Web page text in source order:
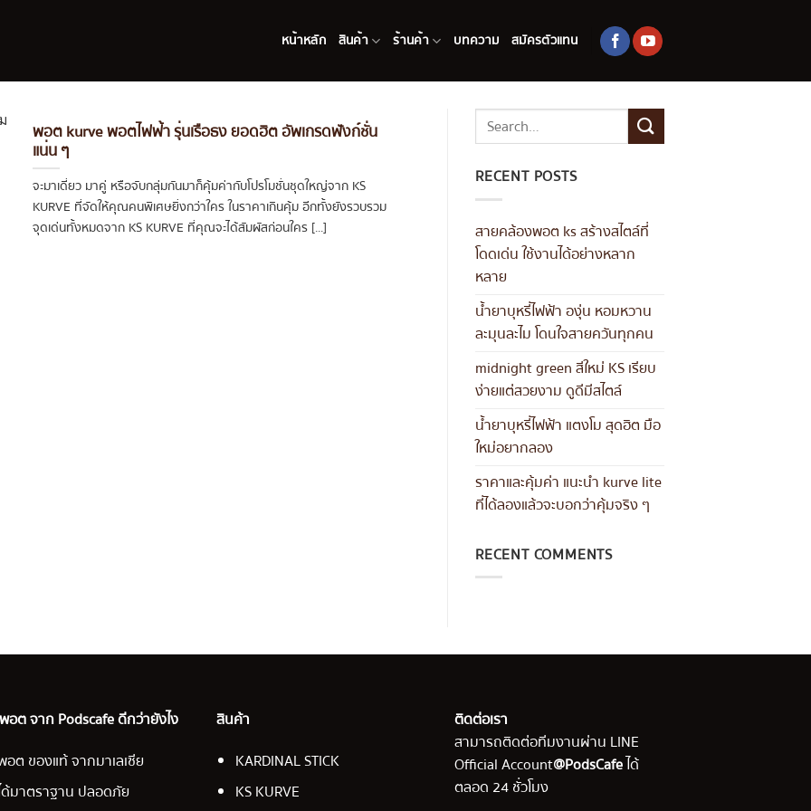
หน้าหลัก สินค้า ร้านค้า บทความ สมัครตัวแทน
พอต kurve พอตไฟฟ้า รุ่นเรือธง ยอดฮิต อัพเกรดฟังก์ชั่น
แน่น ๆ
จะมาเดี่ยว มาคู่ หรือจับกลุ่มกันมาก็คุ้มค่ากับโปรโมชั่นชุดใหญ่จาก KS
KURVE ที่จัดให้คุณคนพิเศษยิ่งกว่าใคร ในราคาเกินคุ้ม อีกทั้งยังรวบรวม
จุดเด่นทั้งหมดจาก KS KURVE ที่คุณจะได้สัมผัสก่อนใคร [...]
RECENT POSTS
สายคล้องพอต ks สร้างสไตล์ที่
โดดเด่น ใช้งานได้อย่างหลาก
หลาย
น้ำยาบุหรี่ไฟฟ้า องุ่น หอมหวาน
ละมุนละไม โดนใจสายควันทุกคน
midnight green สีใหม่ KS เรียบ
ง่ายแต่สวยงาม ดูดีมีสไตล์
น้ำยาบุหรี่ไฟฟ้า แตงโม สุดฮิต มือ
ใหม่อยากลอง
ราคาและคุ้มค่า แนะนำ kurve lite
ที่ได้ลองแล้วจะบอกว่าคุ้มจริง ๆ
RECENT COMMENTS
อต จาก Podscafe ดีกว่ายังไง
อต ของแท้ จากมาเลเซีย
ด้มาตราฐาน ปลอดภัย
สินค้า
KARDINAL STICK
KS KURVE
ติดต่อเรา
สามารถติดต่อทีมงานผ่าน LINE
Official Account@PodsCafeได้
ตลอด 24 ชั่วโมง